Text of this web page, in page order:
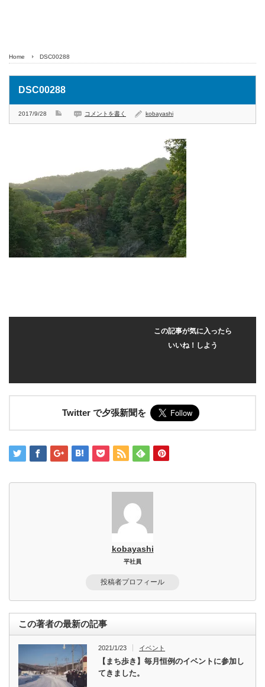
Home DSC00288
DSC00288
2017/9/28 コメントを書く kobayashi
この記事が気に入ったら
いいね！しよう
Twitter で夕張新聞を
kobayashi
平社員
投稿者プロフィール
この著者の最新の記事
2021/1/23 イベント
【まち歩き】毎月恒例のイベントに参加し
てきました。